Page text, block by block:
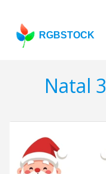
RGBSTOCK
Natal 3